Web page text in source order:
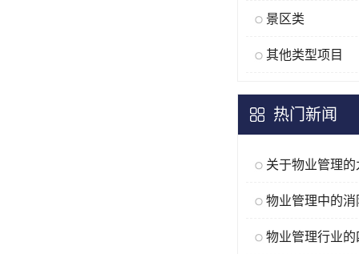
景区类
其他类型项目
热门新闻